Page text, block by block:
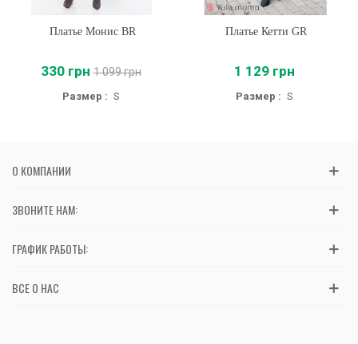
Платье Монис BR
330 грн 1 099 грн
Размер : S
Платье Кетти GR
1 129 грн
Размер : S
О КОМПАНИИ
ЗВОНИТЕ НАМ:
ГРАФИК РАБОТЫ:
ВСЕ О НАС